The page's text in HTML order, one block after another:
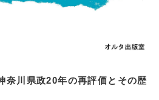
奈川県政20年の再評価とその歴